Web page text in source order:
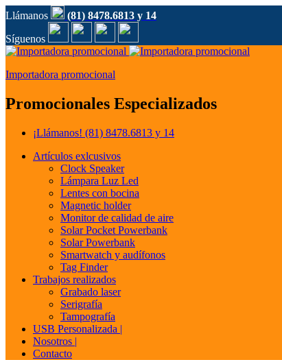
Llámanos
(81) 8478.6813 y 14
Síguenos
Importadora promocional
Promocionales Especializados
¡Llámanos! (81) 8478.6813 y 14
Artículos exlcusivos
Clock Speaker
Lámpara Luz Led
Lentes con bocina
Magnetic holder
Monitor de calidad de aire
Solar Pocket Powerbank
Solar Powerbank
Smartwatch y audífonos
Tag Finder
Trabajos realizados
Grabado laser
Serigrafía
Tampografía
USB Personalizada |
Nosotros |
Contacto